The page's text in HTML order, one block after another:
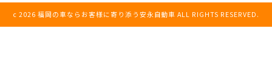
c 2026 福岡の車ならお客様に寄り添う安永自動車 ALL RIGHTS RESERVED.